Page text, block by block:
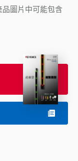
圖片中可能包含